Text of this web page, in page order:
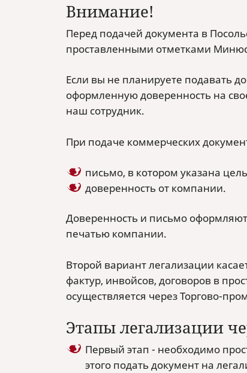
Внимание!
Перед подачей документа в
проставленными отметками
Если вы не планируете подавать
оформленную доверенность на
наш сотрудник.
При подаче коммерческих
письмо, в котором указана
доверенность от компании.
Доверенность и письмо
печатью компании.
Второй вариант легализации
фактур, инвойсов, договоров в
осуществляется через Торгово-
Этапы легализации
Первый этап - необходимо
этого подать документ на